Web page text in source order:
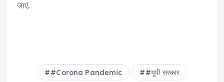
जाएं.
#Corona Pandemic #यूपी सरकार